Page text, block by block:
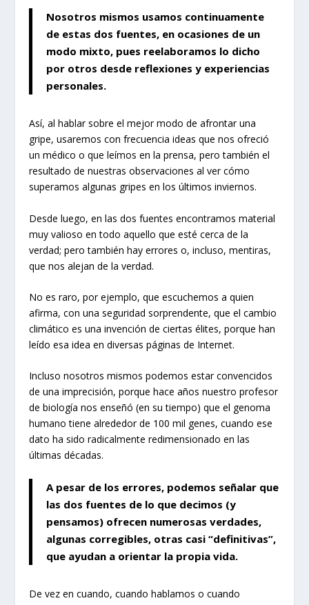
Nosotros mismos usamos continuamente
de estas dos fuentes, en ocasiones de un
modo mixto, pues reelaboramos lo dicho
por otros desde reflexiones y experiencias
personales.
Así, al hablar sobre el mejor modo de afrontar una
gripe, usaremos con frecuencia ideas que nos ofreció
un médico o que leímos en la prensa, pero también el
resultado de nuestras observaciones al ver cómo
superamos algunas gripes en los últimos inviernos.
Desde luego, en las dos fuentes encontramos material
muy valioso en todo aquello que esté cerca de la
verdad; pero también hay errores o, incluso, mentiras,
que nos alejan de la verdad.
No es raro, por ejemplo, que escuchemos a quien
afirma, con una seguridad sorprendente, que el cambio
climático es una invención de ciertas élites, porque han
leído esa idea en diversas páginas de Internet.
Incluso nosotros mismos podemos estar convencidos
de una imprecisión, porque hace años nuestro profesor
de biología nos enseñó (en su tiempo) que el genoma
humano tiene alrededor de 100 mil genes, cuando ese
dato ha sido radicalmente redimensionado en las
últimas décadas.
A pesar de los errores, podemos señalar que
las dos fuentes de lo que decimos (y
pensamos) ofrecen numerosas verdades,
algunas corregibles, otras casi “definitivas”,
que ayudan a orientar la propia vida.
De vez en cuando, cuando hablamos o cuando